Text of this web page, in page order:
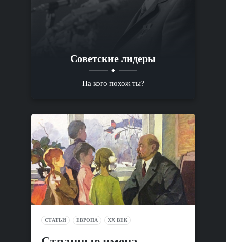
Советские лидеры
На кого похож ты?
СТАТЬИ ЕВРОПА XX ВЕК